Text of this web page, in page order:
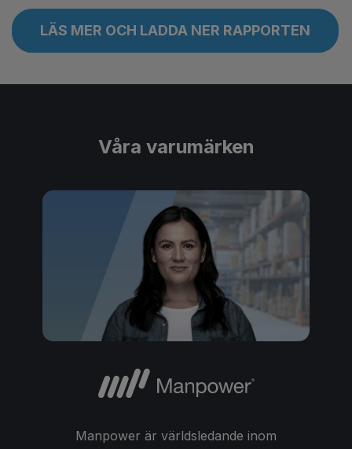
LÄS MER OCH LADDA NER RAPPORTEN
Våra varumärken
Manpower är världsledande inom